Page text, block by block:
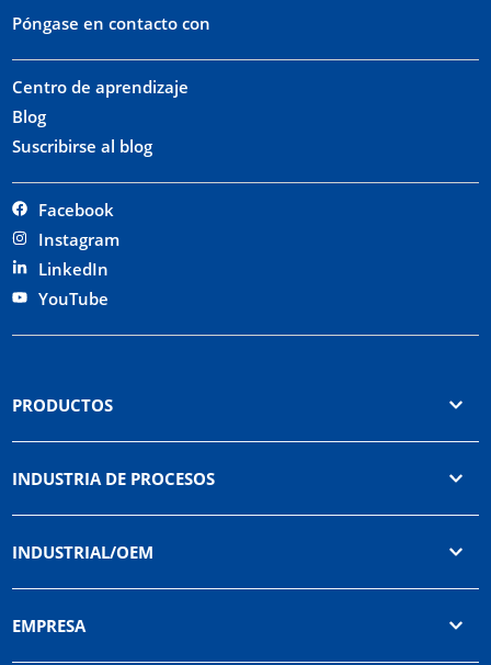
Póngase en contacto con
Centro de aprendizaje
Blog
Suscribirse al blog
Facebook
Instagram
LinkedIn
YouTube
PRODUCTOS
INDUSTRIA DE PROCESOS
INDUSTRIAL/OEM
EMPRESA